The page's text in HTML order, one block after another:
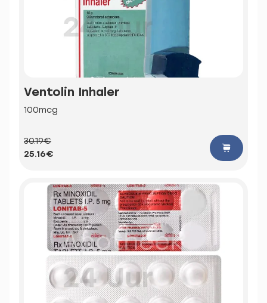
Ventolin Inhaler
100mcg
30.19€
25.16€